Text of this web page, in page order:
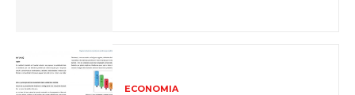
ECONOMIA